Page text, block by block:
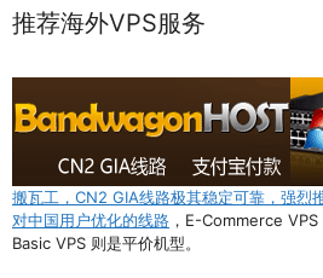
推荐海外VPS服务
搬瓦工，CN2 GIA线路极其稳定可靠，强烈
对中国用户优化的线路 ，E-Commerce
Basic VPS 则是平价机型。